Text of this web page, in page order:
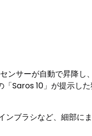
サーが自動で昇降し
Saros 10」が提示し
ブラシなど、細部に